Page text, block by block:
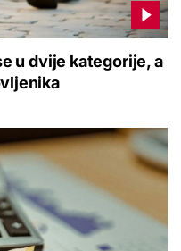
u dvije kategorije, a